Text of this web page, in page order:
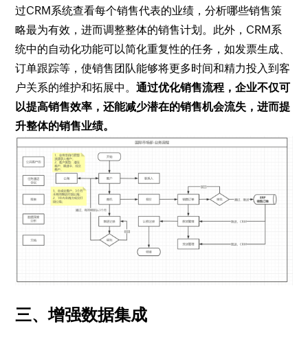
过CRM系统查看每个销售代表的业绩，分析哪些销售策
略最为有效，进而调整整体的销售计划。此外，CRM系
统中的自动化功能可以简化重复性的任务，如发票生成、
订单跟踪等，使销售团队能够将更多时间和精力投入到客
户关系的维护和拓展中。通过优化销售流程，企业不仅可
以提高销售效率，还能减少潜在的销售机会流失，进而提
升整体的销售业绩。
三、增强数据集成